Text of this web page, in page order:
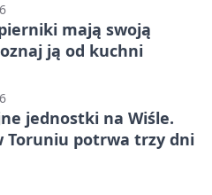
mają swoją
ją od kuchni
jednostki na Wiśle.
Toruniu potrwa trzy dni